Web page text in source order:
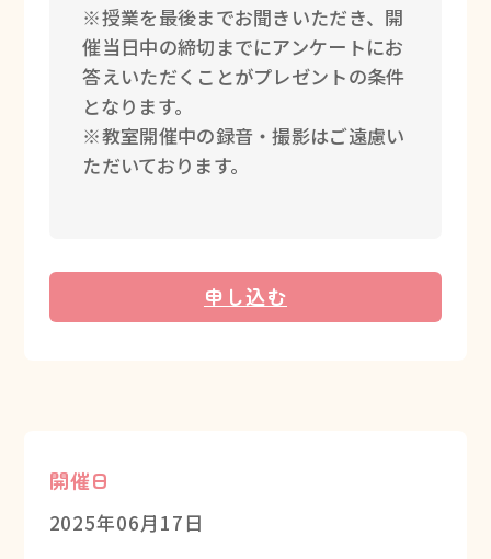
※授業を最後までお聞きいただき、開
催当日中の締切までにアンケートにお
答えいただくことがプレゼントの条件
となります。
※教室開催中の録音・撮影はご遠慮い
ただいております。
申し込む
開催日
2025年06月17日